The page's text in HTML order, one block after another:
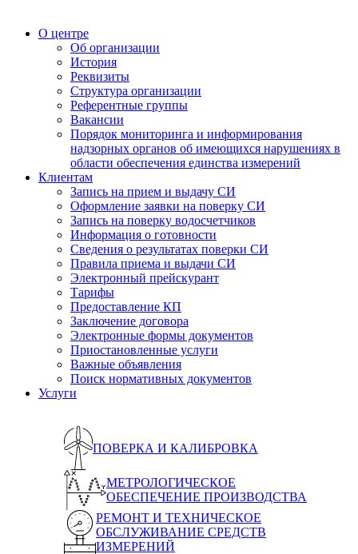
О центре
Об организации
История
Реквизиты
Структура организации
Референтные группы
Вакансии
Порядок мониторинга и информирования
надзорных органов об имеющихся нарушениях в
области обеспечения единства измерений
Клиентам
Запись на прием и выдачу СИ
Оформление заявки на поверку СИ
Запись на поверку водосчетчиков
Информация о готовности
Сведения о результатах поверки СИ
Правила приема и выдачи СИ
Электронный прейскурант
Тарифы
Предоставление КП
Заключение договора
Электронные формы документов
Приостановленные услуги
Важные объявления
Поиск нормативных документов
Услуги
ПОВЕРКА И КАЛИБРОВКА
МЕТРОЛОГИЧЕСКОЕ
ОБЕСПЕЧЕНИЕ ПРОИЗВОДСТВА
РЕМОНТ И ТЕХНИЧЕСКОЕ
ОБСЛУЖИВАНИЕ СРЕДСТВ
ИЗМЕРЕНИЙ